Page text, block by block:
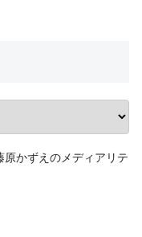
かずえのメディアリテ